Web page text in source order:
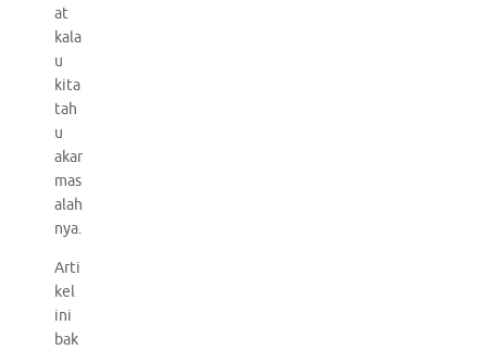
at
kala
u
kita
tah
u
akar
mas
alah
nya.
Arti
kel
ini
bak